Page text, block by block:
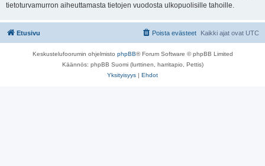
tietoturvamurron aiheuttamasta tietojen vuodosta ulkopuolisille tahoille.
Etusivu Kaikki ajat ovat UTC
Poista evästeet
Keskustelufoorumin ohjelmisto phpBB® Forum Software © phpBB Limited
Käännös: phpBB Suomi (lurttinen, harritapio, Pettis)
Yksityisyys | Ehdot